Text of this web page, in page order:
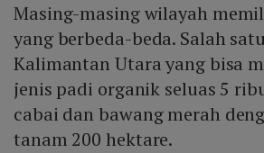
Masing-masing wilayah
yang berbeda-beda. Salah
Kalimantan Utara yang bisa
jenis padi organik seluas 5
cabai dan bawang merah
tanam 200 hektare.